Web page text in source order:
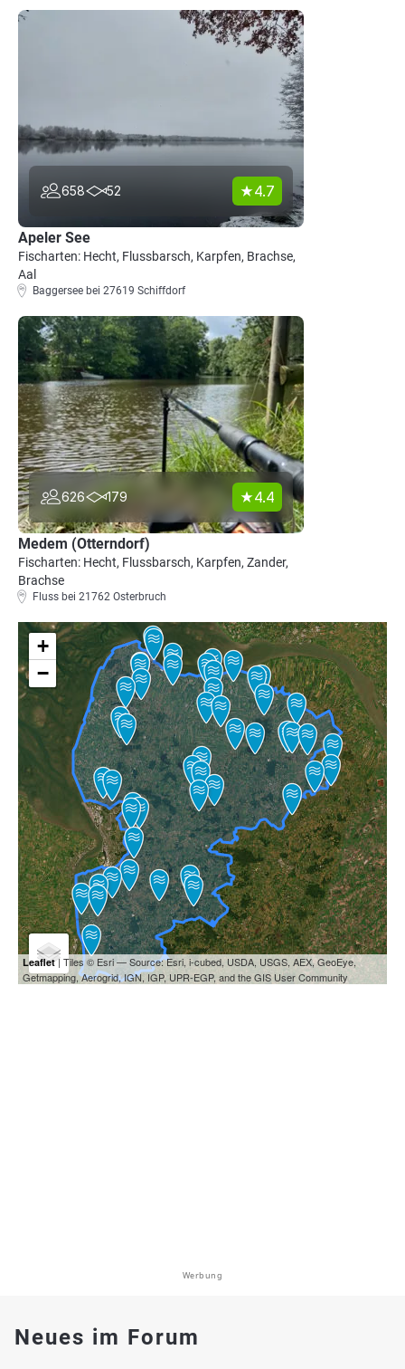
658 52 4.7
Apeler See
Fischarten: Hecht, Flussbarsch, Karpfen, Brachse,
Aal
Baggersee bei 27619 Schiffdorf
626 179 4.4
Medem (Otterndorf)
Fischarten: Hecht, Flussbarsch, Karpfen, Zander,
Brachse
Fluss bei 21762 Osterbruch
+
−
Leaflet| Tiles © Esri — Source: Esri, i-cubed, USDA, USGS, AEX, GeoEye,
Getmapping, Aerogrid, IGN, IGP, UPR-EGP, and the GIS User Community
Werbung
Neues im Forum